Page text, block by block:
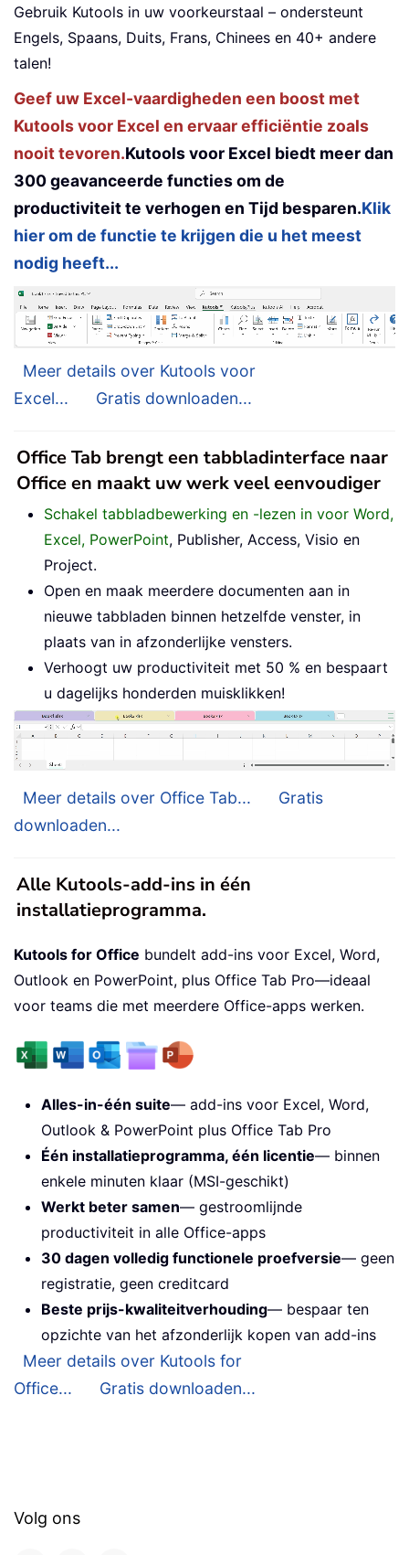
Gebruik Kutools in uw voorkeurstaal – ondersteunt
Engels, Spaans, Duits, Frans, Chinees en 40+ andere
talen!
Geef uw Excel-vaardigheden een boost met
Kutools voor Excel en ervaar efficiëntie zoals
nooit tevoren.Kutools voor Excel biedt meer dan
300 geavanceerde functies om de
productiviteit te verhogen en Tijd besparen.Klik
hier om de functie te krijgen die u het meest
nodig heeft...
Meer details over Kutools voor
Excel...
Gratis downloaden...
Office Tab brengt een tabbladinterface naar
Office en maakt uw werk veel eenvoudiger
Schakel tabbladbewerking en -lezen in voor Word,
Excel, PowerPoint, Publisher, Access, Visio en
Project.
Open en maak meerdere documenten aan in
nieuwe tabbladen binnen hetzelfde venster, in
plaats van in afzonderlijke vensters.
Verhoogt uw productiviteit met 50 % en bespaart
u dagelijks honderden muisklikken!
Meer details over Office Tab...
Gratis
downloaden...
Alle Kutools-add-ins in één
installatieprogramma.
Kutools for Office bundelt add-ins voor Excel, Word,
Outlook en PowerPoint, plus Office Tab Pro—ideaal
voor teams die met meerdere Office-apps werken.
Alles-in-één suite— add-ins voor Excel, Word,
Outlook & PowerPoint plus Office Tab Pro
Één installatieprogramma, één licentie— binnen
enkele minuten klaar (MSI-geschikt)
Werkt beter samen— gestroomlijnde
productiviteit in alle Office-apps
30 dagen volledig functionele proefversie— geen
registratie, geen creditcard
Beste prijs-kwaliteitverhouding— bespaar ten
opzichte van het afzonderlijk kopen van add-ins
Meer details over Kutools for
Office...
Gratis downloaden...
Volg ons